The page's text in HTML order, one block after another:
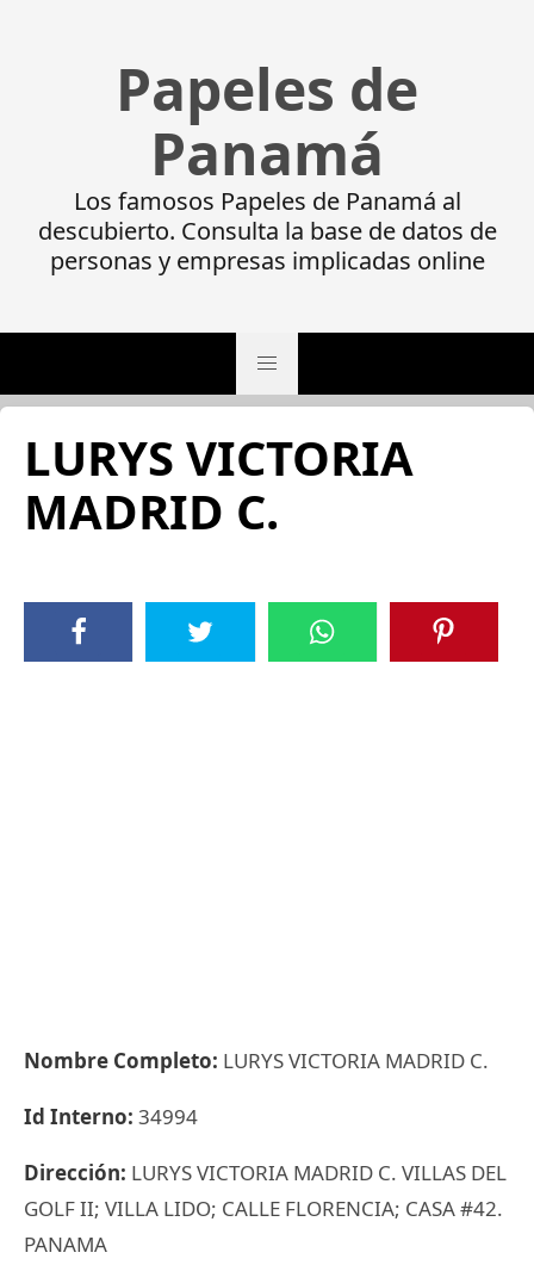
Papeles de
Panamá
Los famosos Papeles de Panamá al
descubierto. Consulta la base de datos de
personas y empresas implicadas online
LURYS VICTORIA
MADRID C.
Nombre Completo: LURYS VICTORIA MADRID C.
Id Interno: 34994
Dirección: LURYS VICTORIA MADRID C. VILLAS DEL
GOLF II; VILLA LIDO; CALLE FLORENCIA; CASA #42.
PANAMA